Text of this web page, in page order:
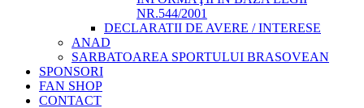
NR.544/2001
DECLARATII DE AVERE / INTERESE
ANAD
SARBATOAREA SPORTULUI BRASOVEAN
SPONSORI
FAN SHOP
CONTACT